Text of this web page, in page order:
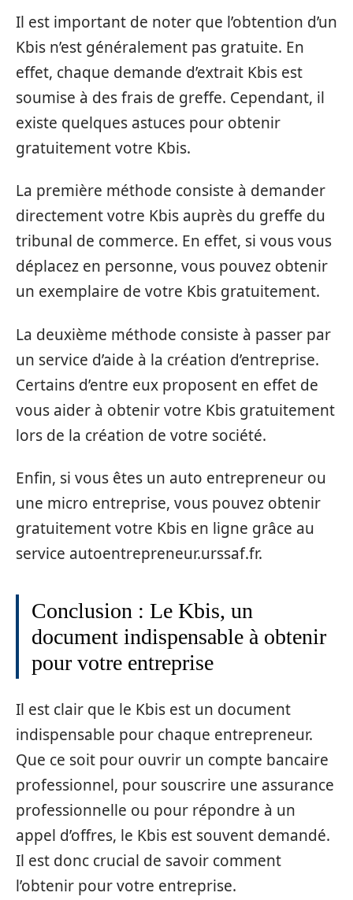
Il est important de noter que l’obtention d’un
Kbis n’est généralement pas gratuite. En
effet, chaque demande d’extrait Kbis est
soumise à des frais de greffe. Cependant, il
existe quelques astuces pour obtenir
gratuitement votre Kbis.
La première méthode consiste à demander
directement votre Kbis auprès du greffe du
tribunal de commerce. En effet, si vous vous
déplacez en personne, vous pouvez obtenir
un exemplaire de votre Kbis gratuitement.
La deuxième méthode consiste à passer par
un service d’aide à la création d’entreprise.
Certains d’entre eux proposent en effet de
vous aider à obtenir votre Kbis gratuitement
lors de la création de votre société.
Enfin, si vous êtes un auto entrepreneur ou
une micro entreprise, vous pouvez obtenir
gratuitement votre Kbis en ligne grâce au
service autoentrepreneur.urssaf.fr.
Conclusion : Le Kbis, un
document indispensable à obtenir
pour votre entreprise
Il est clair que le Kbis est un document
indispensable pour chaque entrepreneur.
Que ce soit pour ouvrir un compte bancaire
professionnel, pour souscrire une assurance
professionnelle ou pour répondre à un
appel d’offres, le Kbis est souvent demandé.
Il est donc crucial de savoir comment
l’obtenir pour votre entreprise.